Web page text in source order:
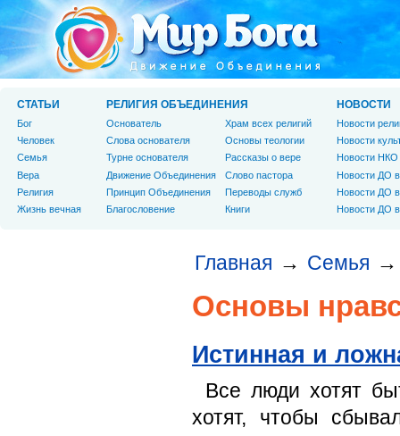
Главная → Семья →
Основы
Истинная и
Все люди хотят
хотят, чтобы
СТАТЬИ
Бог
Человек
Cемья
Вера
Религия
Жизнь вечная
РЕЛИГИЯ ОБЪЕДИНЕНИЯ
Основатель
Слова основателя
Турне основателя
Движение Объединения
Принцип Объединения
Благословение
Храм всех религий
Основы теологии
Рассказы о вере
Слово пастора
Переводы служб
Книги
НОВОСТИ
Новости
Новости
Новости НКО
Новости ДО
Новости ДО
Новости ДО